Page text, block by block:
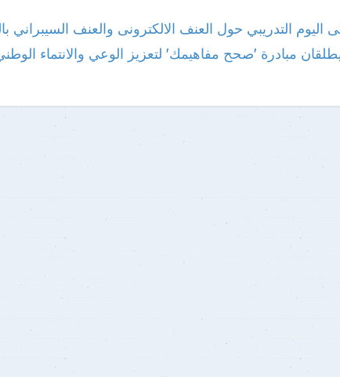
اليوم التدريبي حول العنف الالكترونى والعنف السيبراني
مبادرة 'صحح مفاهيمك' لتعزيز الوعي والانتماء